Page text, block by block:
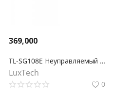
369,000
TL-SG108E Неуправляемый гигабитный 8‑портовый коммутатор
LuxTech
0